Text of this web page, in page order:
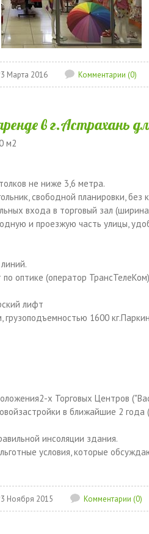
Марта 2016 Комментарии (0)
в г.Астрахань
м2
не ниже 3,6 метра.
свободной планировки, без
входа в торговый зал
и проезжую часть улицы,
оптике (оператор
лифт
1600
х Торговых Центров
в ближайшие 2 года
инсоляции здания.
условия, которые
Ноября 2015 Комментарии (0)